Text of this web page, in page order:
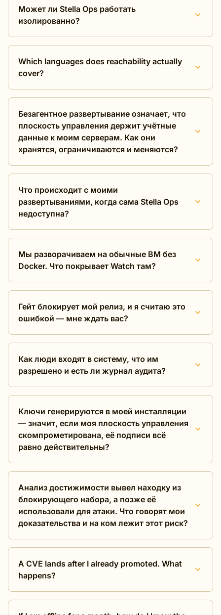
Может ли Stella Ops работать
изолированно?
Which languages does reachability actually
cover?
Безагентное развертывание означает, что
плоскость управления держит учётные
данные к моим серверам. Как они
хранятся, ограничиваются и меняются?
Что происходит с моими
развертываниями, когда сама Stella Ops
недоступна?
Мы разворачиваем на обычные ВМ без
Docker. Что покрывает Watch там?
Гейт блокирует мой релиз, и я считаю это
ошибкой — мне ждать вас?
Как люди входят в систему, что им
разрешено и есть ли журнал аудита?
Ключи генерируются в моей инсталляции
— значит, если моя плоскость управления
скомпрометирована, её подписи всё
равно действительны?
Анализ достижимости вывел находку из
блокирующего набора, а позже её
использовали для атаки. Что говорят мои
доказательства и на ком лежит этот риск?
A CVE lands after I already promoted. What
happens?